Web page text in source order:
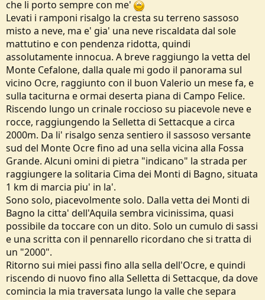
che li porto sempre con me'
Levati i ramponi risalgo la cresta su terreno sassoso
misto a neve, ma e' gia' una neve riscaldata dal sole
mattutino e con pendenza ridotta, quindi
assolutamente innocua. A breve raggiungo la vetta del
Monte Cefalone, dalla quale mi godo il panorama sul
vicino Ocre, raggiunto con il buon Valerio un mese fa, e
sulla taciturna e ormai deserta piana di Campo Felice.
Riscendo lungo un crinale roccioso su piacevole neve e
rocce, raggiungendo la Selletta di Settacque a circa
2000m. Da li' risalgo senza sentiero il sassoso versante
sud del Monte Ocre fino ad una sella vicina alla Fossa
Grande. Alcuni omini di pietra "indicano" la strada per
raggiungere la solitaria Cima dei Monti di Bagno, situata
1 km di marcia piu' in la'.
Sono solo, piacevolmente solo. Dalla vetta dei Monti di
Bagno la citta' dell'Aquila sembra vicinissima, quasi
possibile da toccare con un dito. Solo un cumulo di sassi
e una scritta con il pennarello ricordano che si tratta di
un "2000".
Ritorno sui miei passi fino alla sella dell'Ocre, e quindi
riscendo di nuovo fino alla Selletta di Settacque, da dove
comincia la mia traversata lungo la valle che separa